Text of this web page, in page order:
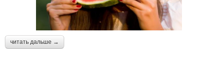
читать дальше →